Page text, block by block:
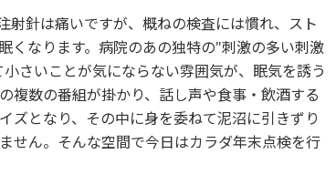
射針は痛いですが、概ねの検査には慣れ、スト
くなります。病院のあの独特の"刺激の多い刺激
さいことが気にならない雰囲気が、眠気を誘う
複数の番組が掛かり、話し声や食事・飲酒する
ズとなり、その中に身を委ねて泥沼に引きずり
せん。そんな空間で今日はカラダ年末点検を行